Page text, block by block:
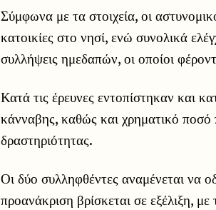
Σύμφωνα με τα στοιχεία, οι
κατοικίες στο νησί, ενώ συνολικά
συλλήψεις ημεδαπών, οι οποίοι
Κατά τις έρευνες εντοπίστηκαν και
κάνναβης, καθώς και χρηματικό ποσό
δραστηριότητας.
Οι δύο συλληφθέντες αναμένεται να
προανάκριση βρίσκεται σε εξέλιξη,